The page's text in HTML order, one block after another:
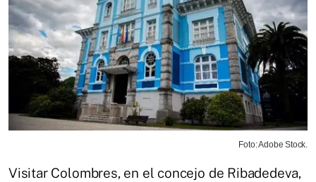
Foto: Adobe Stock.
Visitar Colombres, en el concejo de Ribadedeva,